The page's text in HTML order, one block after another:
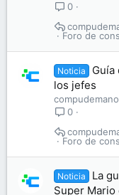
0
Foro de
Noticia
Guía
los jefes
compudemano
0
Foro de
Noticia
La
Super Mario